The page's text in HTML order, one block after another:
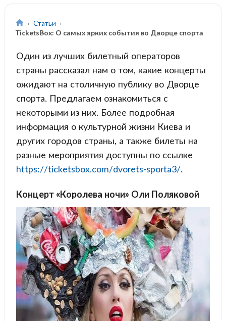
Статьи
TicketsBox: О самых ярких события во Дворце спорта
Один из лучших билетный операторов
страны рассказал нам о том, какие концерты
ожидают на столичную публику во Дворце
спорта. Предлагаем ознакомиться с
некоторыми из них. Более подробная
информация о культурной жизни Киева и
других городов страны, а также билеты на
разные мероприятия доступны по ссылке
https://ticketsbox.com/dvorets-sporta3/.
Концерт «Королева ночи» Оли Поляковой